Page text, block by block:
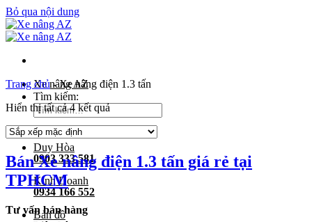
Bỏ qua nội dung
Xe nâng AZ
Tìm kiếm:
Duy Hòa
0903 333 581
Kinh Doanh
0934 166 552
Bản đồ
Trang chủ-Xe nâng điện 1.3 tấn
Hiển thị tất cả 4 kết quả
Bán Xe nâng điện 1.3 tấn giá rẻ tại
TPHCM
Tư vấn bán hàng